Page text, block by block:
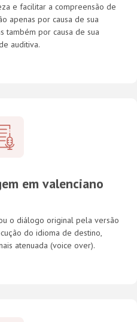
e facilitar a compreensão de
apenas por causa de sua
também por causa de sua
auditiva.
em valenciano
o diálogo original pela versão
do idioma de destino,
atenuada (voice over).